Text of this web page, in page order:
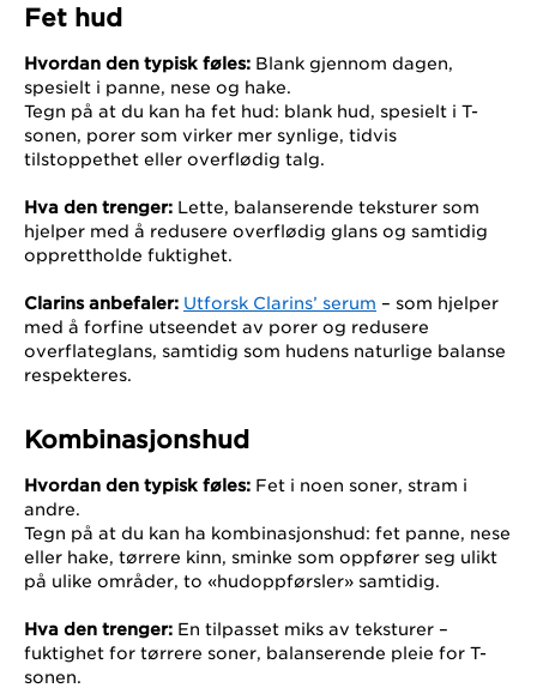
Fet hud
Hvordan den typisk føles: Blank gjennom dagen,
spesielt i panne, nese og hake.
Tegn på at du kan ha fet hud: blank hud, spesielt i T-
sonen, porer som virker mer synlige, tidvis
tilstoppethet eller overflødig talg.
Hva den trenger: Lette, balanserende teksturer som
hjelper med å redusere overflødig glans og samtidig
opprettholde fuktighet.
Clarins anbefaler: Utforsk Clarins’ serum – som hjelper
med å forfine utseendet av porer og redusere
overflateglans, samtidig som hudens naturlige balanse
respekteres.
Kombinasjonshud
Hvordan den typisk føles: Fet i noen soner, stram i
andre.
Tegn på at du kan ha kombinasjonshud: fet panne, nese
eller hake, tørrere kinn, sminke som oppfører seg ulikt
på ulike områder, to «hudoppførsler» samtidig.
Hva den trenger: En tilpasset miks av teksturer –
fuktighet for tørrere soner, balanserende pleie for T-
sonen.